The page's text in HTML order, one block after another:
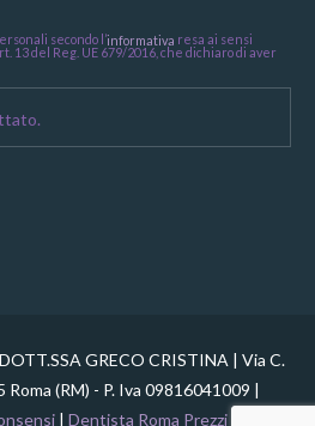
secondo l’informativa resa ai sensi
13 del Reg. UE 679/2016, che dichiaro di aver
GRECO CRISTINA | Via C.
(RM) - P. Iva 09816041009 |
| Dentista Roma Prezzi